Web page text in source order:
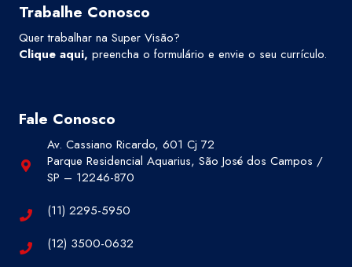
Trabalhe Conosco
Quer trabalhar na Super Visão?
Clique aqui, preencha o formulário e envie o seu currículo.
Fale Conosco
Av. Cassiano Ricardo, 601 Cj 72
Parque Residencial Aquarius, São José dos Campos /
SP – 12246-870
(11) 2295-5950
(12) 3500-0632